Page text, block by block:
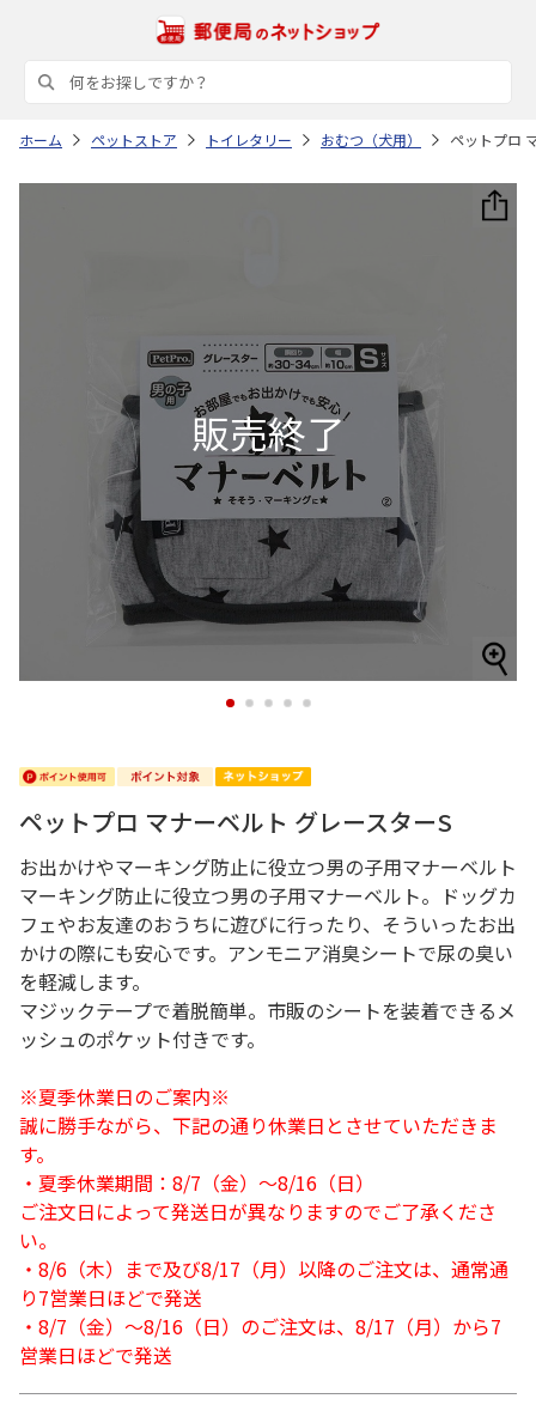
ホーム ペットストア トイレタリー おむつ（犬用） ペットプロ
1 2 3 4 5
ペットプロ マナーベルト グレースターS
お出かけやマーキング防止に役立つ男の子用マナーベルト
マーキング防止に役立つ男の子用マナーベルト。ドッグカ
フェやお友達のおうちに遊びに行ったり、そういったお出
かけの際にも安心です。アンモニア消臭シートで尿の臭い
を軽減します。
マジックテープで着脱簡単。市販のシートを装着できるメ
ッシュのポケット付きです。
※夏季休業日のご案内※
誠に勝手ながら、下記の通り休業日とさせていただきま
す。
・夏季休業期間：8/7（金）～8/16（日）
ご注文日によって発送日が異なりますのでご了承くださ
い。
・8/6（木）まで及び8/17（月）以降のご注文は、通常通
り7営業日ほどで発送
・8/7（金）～8/16（日）のご注文は、8/17（月）から7
営業日ほどで発送